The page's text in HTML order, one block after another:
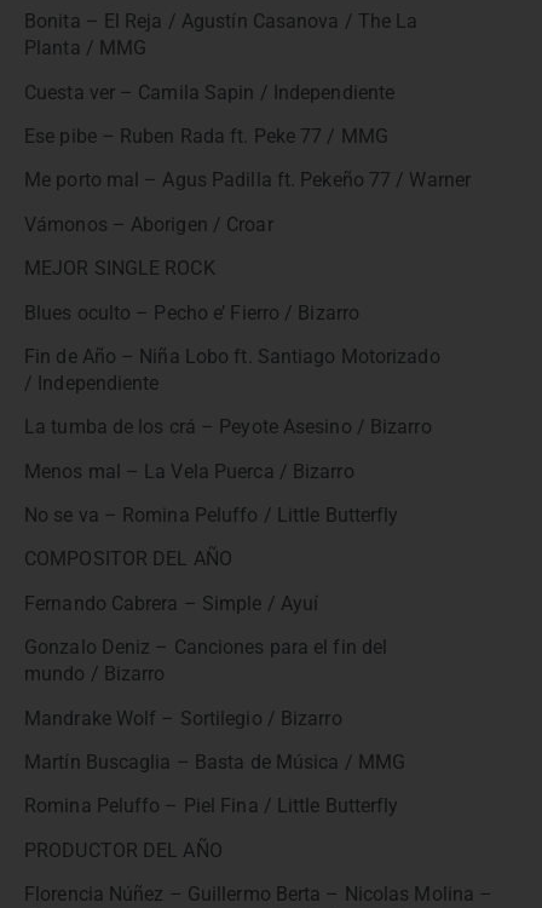
Bonita – El Reja / Agustín Casanova / The La
Planta / MMG
Cuesta ver – Camila Sapin / Independiente
Ese pibe – Ruben Rada ft. Peke 77 / MMG
Me porto mal – Agus Padilla ft. Pekeño 77 / Warner
Vámonos – Aborigen / Croar
MEJOR SINGLE ROCK
Blues oculto – Pecho e’ Fierro / Bizarro
Fin de Año – Niña Lobo ft. Santiago Motorizado
/ Independiente
La tumba de los crá – Peyote Asesino / Bizarro
Menos mal – La Vela Puerca / Bizarro
No se va – Romina Peluffo / Little Butterfly
COMPOSITOR DEL AÑO
Fernando Cabrera – Simple / Ayuí
Gonzalo Deniz – Canciones para el fin del
mundo / Bizarro
Mandrake Wolf – Sortilegio / Bizarro
Martín Buscaglia – Basta de Música / MMG
Romina Peluffo – Piel Fina / Little Butterfly
PRODUCTOR DEL AÑO
Florencia Núñez – Guillermo Berta – Nicolas Molina –